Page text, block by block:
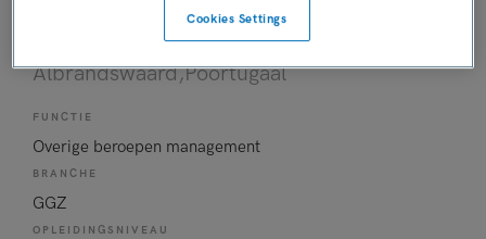
Hoofd verblijf
Parnassia Groep,
Albrandswaard,Poortugaal
FUNCTIE
Overige beroepen management
BRANCHE
GGZ
OPLEIDINGSNIVEAU
Cookies Settings